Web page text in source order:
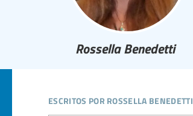
Rossella Benedetti
escritos por rossella benedetti